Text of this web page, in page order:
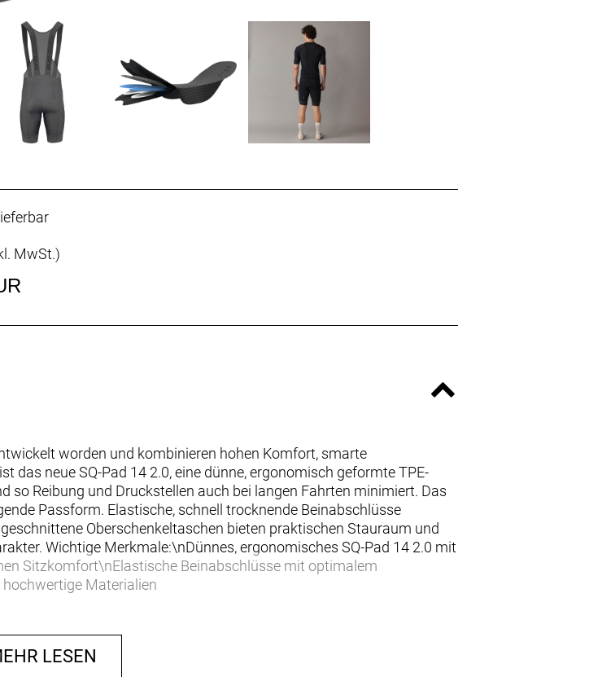
MwSt.)
worden und kombinieren hohen Komfort, smarte
neue SQ-Pad 14 2.0, eine dünne, ergonomisch geformte TPE-
so Reibung und Druckstellen auch bei langen Fahrten minimiert. Das
Passform. Elastische, schnell trocknende Beinabschlüsse
Oberschenkeltaschen bieten praktischen Stauraum und
Wichtige Merkmale:\nDünnes, ergonomisches SQ-Pad 14 2.0 mit
Sitzkomfort\nElastische Beinabschlüsse mit optimalem
Materialien
LESEN